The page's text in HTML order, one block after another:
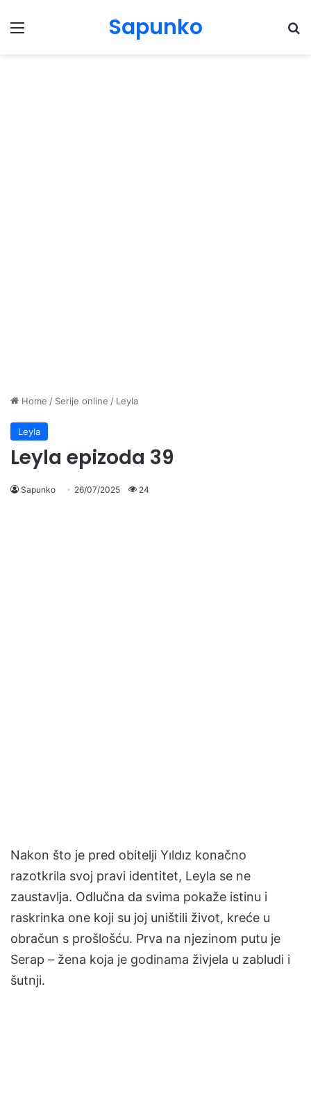
Menu Sapunko
Home / Serije online / Leyla
Leyla
Leyla epizoda 39
Sapunko 26/07/2025 24
Nakon što je pred obitelji Yıldız konačno
razotkrila svoj pravi identitet, Leyla se ne
zaustavlja. Odlučna da svima pokaže istinu i
raskrinka one koji su joj uništili život, kreće u
obračun s prošlošću. Prva na njezinom putu je
Serap – žena koja je godinama živjela u zabludi i
šutnji.